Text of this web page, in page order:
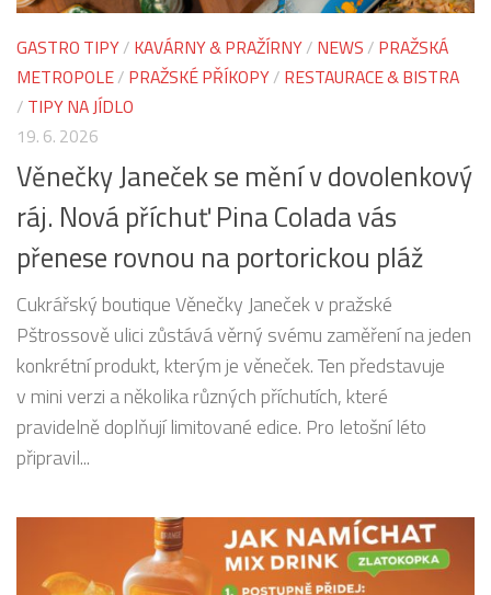
GASTRO TIPY/ KAVÁRNY & PRAŽÍRNY/ NEWS / PRAŽSKÁ
METROPOLE/ PRAŽSKÉ PŘÍKOPY/ RESTAURACE & BISTRA
/ TIPY NA JÍDLO
19. 6. 2026
Věnečky Janeček se mění v dovolenkový
ráj. Nová příchuť Pina Colada vás
přenese rovnou na portorickou pláž
Cukrářský boutique Věnečky Janeček v pražské
Pštrossově ulici zůstává věrný svému zaměření na jeden
konkrétní produkt, kterým je věneček. Ten představuje
v mini verzi a několika různých příchutích, které
pravidelně doplňují limitované edice. Pro letošní léto
připravil...